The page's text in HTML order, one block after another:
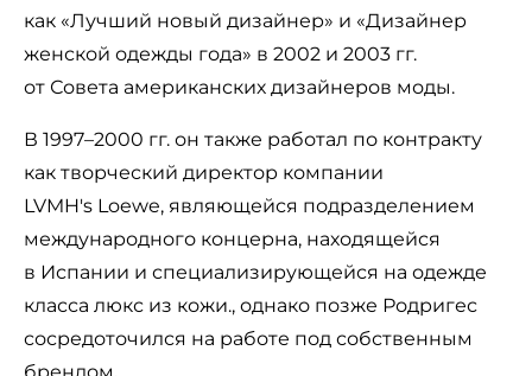
как «Лучший новый дизайнер» и «Дизайнер
женской одежды года» в 2002 и 2003 гг.
от Совета американских дизайнеров моды.
В 1997–2000 гг. он также работал по контракту
как творческий директор компании
LVMH's Loewe, являющейся подразделением
международного концерна, находящейся
в Испании и специализирующейся на одежде
класса люкс из кожи., однако позже Родригес
сосредоточился на работе под собственным
брендом.